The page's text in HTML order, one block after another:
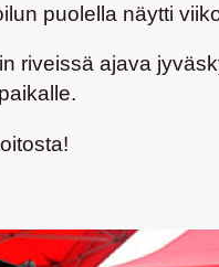
puolella näytti
riveissä ajava